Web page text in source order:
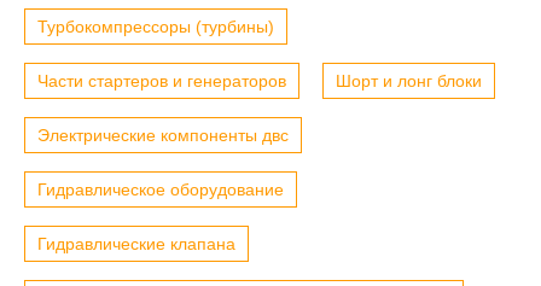
Турбокомпрессоры (турбины)
Части стартеров и генераторов Шорт и лонг блоки
Электрические компоненты двс
Гидравлическое оборудование
Гидравлические клапана